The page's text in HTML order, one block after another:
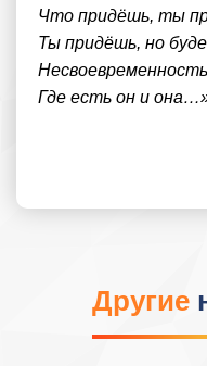
Что придёшь, ты
Ты придёшь, но
Где есть он и
Другие